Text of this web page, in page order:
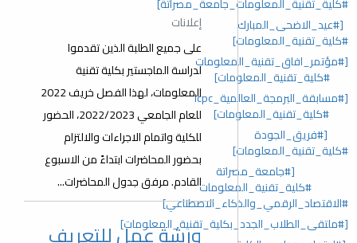
#كلية_تقنية_المعلومات_جامعة_مصراتة]
[#عيد_الاضحى_المبارك
#كلية_تقنية_المعلومات]
[#مؤتمر_افاق_تقنية_المعلومات
#كلية_تقنية_المعلومات]
[#مسابقة_البرمجة_العالمية_lcpc
#كلية_تقنية_المعلومات]
[#فريق_الجودة
#كلية_تقنية_المعلومات]
[#جامعة_مصراتة
#كلية_تقنية_المعلومات
#الاقتصاد_الرقمي_والذكاء_الاصطناعي]
[#ملتقى_الطلاب_الجدد_بكلية_تقنية_المعلومات]
إعلانات
على جميع الطلبة الذين تقدموا
لدراسة الماجستير بكلية تقنية
المعلومات، لهذا الفصل خريف 2022
للعام الجامعي 2022/2023، الحضور
للكلية واتمام الاجراءات والالتزام
بحضور المحاضرات ابتداءً من الاسبوع
القادم. مرفق جدول المحاضرات...
ورشة عمل للتعريف